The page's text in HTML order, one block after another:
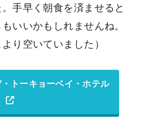
手早く朝食を済ませると
いいかもしれませんね。
り空いていました）
トーキョーベイ・ホテル